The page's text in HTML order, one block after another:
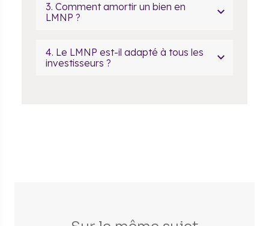
​3. Comment amortir un bien en
LMNP ?
4. Le LMNP est-il adapté à tous les
investisseurs ?